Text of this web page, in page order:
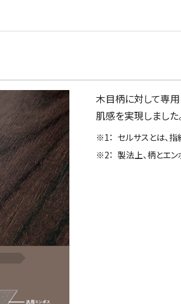
木目柄に対して専用
肌感を実現しました
セルサスとは、指
製法上、柄とエ